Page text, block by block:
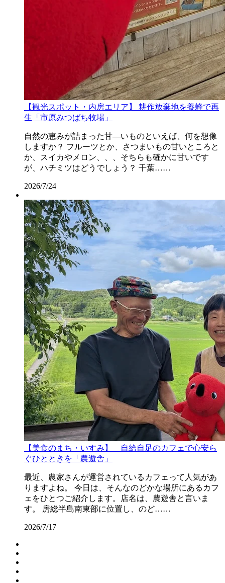
【観光スポット・内房エリア】 耕作放棄地を養蜂で再
生「市原みつばち牧場」
自然の恵みが詰まった甘―いものといえば、何を想像
しますか？ フルーツとか、さつまいもの甘いところと
か、スイカやメロン、、、そちらも確かに甘いです
が、ハチミツはどうでしょう？ 千葉……
2026/7/24
【美食のまち・いすみ】 自給自足のカフェで心安ら
ぐひとときを「農遊舎」
最近、農家さんが運営されているカフェって人気があ
りますよね。 今日は、そんなのどかな場所にあるカフ
ェをひとつご紹介します。店名は、農遊舎と言いま
す。 房総半島南東部に位置し、のど……
2026/7/17